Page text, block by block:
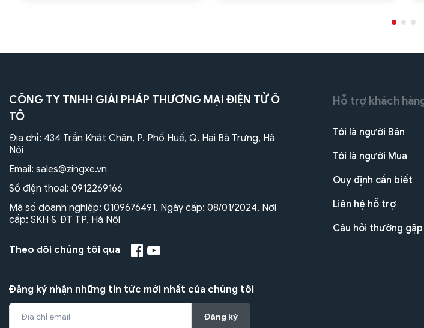
CÔNG TY TNHH GIẢI PHÁP THƯƠNG MẠI ĐIỆN TỬ Ô
TÔ
Địa chỉ: 434 Trần Khát Chân, P. Phố Huế, Q. Hai Bà Trưng, Hà
Nội
Email: sales@zingxe.vn
Số điện thoại: 0912269166
Mã số doanh nghiệp: 0109676491. Ngày cấp: 08/01/2024. Nơi
cấp: SKH & ĐT TP. Hà Nội
Theo dõi chúng tôi qua
Đăng ký nhận những tin tức mới nhất của chúng tôi
Đăng ký
Hỗ trợ khách
Tôi là người Bán
Tôi là người Mua
Quy định cần biết
Liên hệ hỗ trợ
Câu hỏi thường gặp